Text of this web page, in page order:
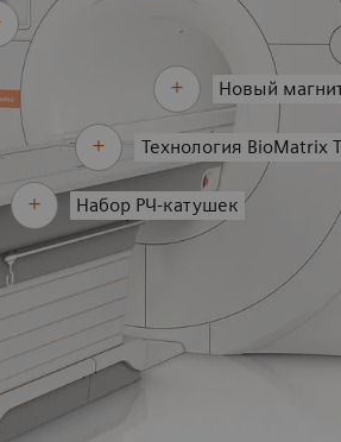
Новый
Технология BioMatrix
Набор РЧ-катушек